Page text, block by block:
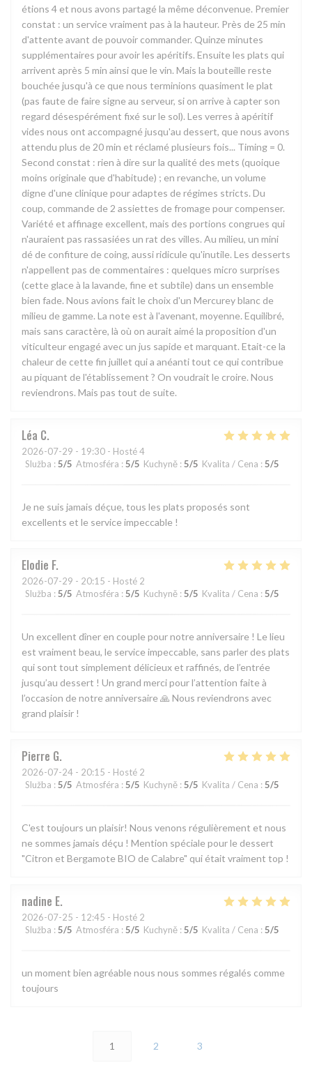
étions 4 et nous avons partagé la même déconvenue. Premier
constat : un service vraiment pas à la hauteur. Près de 25 min
d'attente avant de pouvoir commander. Quinze minutes
supplémentaires pour avoir les apéritifs. Ensuite les plats qui
arrivent après 5 min ainsi que le vin. Mais la bouteille reste
bouchée jusqu'à ce que nous terminions quasiment le plat
(pas faute de faire signe au serveur, si on arrive à capter son
regard désespérément fixé sur le sol). Les verres à apéritif
vides nous ont accompagné jusqu'au dessert, que nous avons
attendu plus de 20 min et réclamé plusieurs fois... Timing = 0.
Second constat : rien à dire sur la qualité des mets (quoique
moins originale que d'habitude) ; en revanche, un volume
digne d'une clinique pour adaptes de régimes stricts. Du
coup, commande de 2 assiettes de fromage pour compenser.
Variété et affinage excellent, mais des portions congrues qui
n'auraient pas rassasiées un rat des villes. Au milieu, un mini
dé de confiture de coing, aussi ridicule qu'inutile. Les desserts
n'appellent pas de commentaires : quelques micro surprises
(cette glace à la lavande, fine et subtile) dans un ensemble
bien fade. Nous avions fait le choix d'un Mercurey blanc de
milieu de gamme. La note est à l'avenant, moyenne. Equilibré,
mais sans caractère, là où on aurait aimé la proposition d'un
viticulteur engagé avec un jus sapide et marquant. Etait-ce la
chaleur de cette fin juillet qui a anéanti tout ce qui contribue
au piquant de l'établissement ? On voudrait le croire. Nous
reviendrons. Mais pas tout de suite.
Léa C
2026-07-29 - 19:30 - Hosté 4
Služba : 5/5 Atmosféra : 5/5 Kuchyně : 5/5 Kvalita / Cena : 5/5
Je ne suis jamais déçue, tous les plats proposés sont
excellents et le service impeccable !
Elodie F
2026-07-29 - 20:15 - Hosté 2
Služba : 5/5 Atmosféra : 5/5 Kuchyně : 5/5 Kvalita / Cena : 5/5
Un excellent dîner en couple pour notre anniversaire ! Le lieu
est vraiment beau, le service impeccable, sans parler des plats
qui sont tout simplement délicieux et raffinés, de l’entrée
jusqu’au dessert ! Un grand merci pour l’attention faite à
l’occasion de notre anniversaire 🙏 Nous reviendrons avec
grand plaisir !
Pierre G
2026-07-24 - 20:15 - Hosté 2
Služba : 5/5 Atmosféra : 5/5 Kuchyně : 5/5 Kvalita / Cena : 5/5
C'est toujours un plaisir! Nous venons régulièrement et nous
ne sommes jamais déçu ! Mention spéciale pour le dessert
"Citron et Bergamote BIO de Calabre" qui était vraiment top !
nadine E
2026-07-25 - 12:45 - Hosté 2
Služba : 5/5 Atmosféra : 5/5 Kuchyně : 5/5 Kvalita / Cena : 5/5
un moment bien agréable nous nous sommes régalés comme
toujours
1 2 3